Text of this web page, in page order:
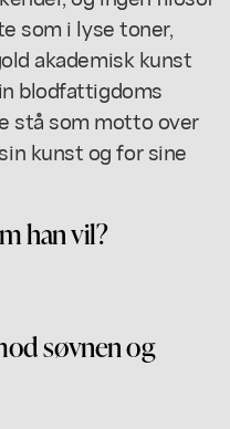
som i lyse toner,
akademisk kunst
blodfattigdoms
stå som motto over
kunst og for sine
han vil?
søvnen og